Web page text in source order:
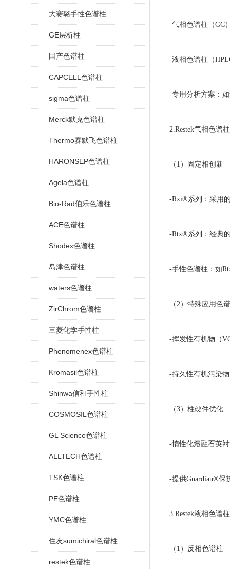
大赛璐手性色谱柱
GE层析柱
国产色谱柱
CAPCELL色谱柱
sigma色谱柱
Merck默克色谱柱
Thermo赛默飞色谱柱
HARONSEP色谱柱
Agela色谱柱
Bio-Rad伯乐色谱柱
ACE色谱柱
Shodex色谱柱
岛津色谱柱
waters色谱柱
ZirChrom色谱柱
三菱化学手性柱
Phenomenex色谱柱
Kromasil色谱柱
Shinwa信和手性柱
COSMOSIL色谱柱
GL Science色谱柱
ALLTECH色谱柱
TSK色谱柱
PE色谱柱
YMC色谱柱
住友sumichiral色谱柱
restek色谱柱
-气相色谱柱（GC
-液相色谱柱（
-专用分析方案：
2.Restek气相色谱
（1）固定相创新
-Rxi®系列：采用
-Rtx®系列：经典
-手性色谱柱：如
（2）特殊应用色
-挥发性有机物（
-持久性有机污染
（3）柱硬件优化
-惰性化熔融石英
-提供Guardian®保
3.Restek液相色谱
（1）反相色谱柱